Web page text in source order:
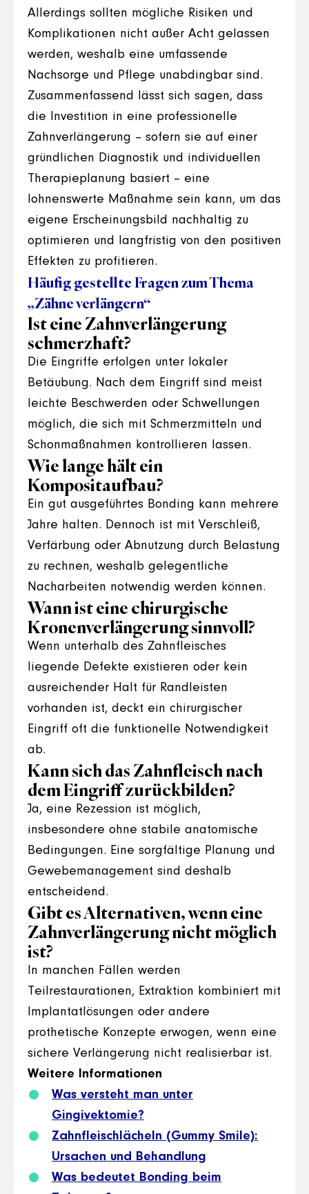
Allerdings sollten mögliche Risiken und
Komplikationen nicht außer Acht gelassen
werden, weshalb eine umfassende
Nachsorge und Pflege unabdingbar sind.
Zusammenfassend lässt sich sagen, dass
die Investition in eine professionelle
Zahnverlängerung – sofern sie auf einer
gründlichen Diagnostik und individuellen
Therapieplanung basiert – eine
lohnenswerte Maßnahme sein kann, um das
eigene Erscheinungsbild nachhaltig zu
optimieren und langfristig von den positiven
Effekten zu profitieren.
Häufig gestellte Fragen zum Thema
„Zähne verlängern“
Ist eine Zahnverlängerung
schmerzhaft?
Die Eingriffe erfolgen unter lokaler
Betäubung. Nach dem Eingriff sind meist
leichte Beschwerden oder Schwellungen
möglich, die sich mit Schmerzmitteln und
Schonmaßnahmen kontrollieren lassen.
Wie lange hält ein
Kompositaufbau?
Ein gut ausgeführtes Bonding kann mehrere
Jahre halten. Dennoch ist mit Verschleiß,
Verfärbung oder Abnutzung durch Belastung
zu rechnen, weshalb gelegentliche
Nacharbeiten notwendig werden können.
Wann ist eine chirurgische
Kronenverlängerung sinnvoll?
Wenn unterhalb des Zahnfleisches
liegende Defekte existieren oder kein
ausreichender Halt für Randleisten
vorhanden ist, deckt ein chirurgischer
Eingriff oft die funktionelle Notwendigkeit
ab.
Kann sich das Zahnfleisch nach
dem Eingriff zurückbilden?
Ja, eine Rezession ist möglich,
insbesondere ohne stabile anatomische
Bedingungen. Eine sorgfältige Planung und
Gewebemanagement sind deshalb
entscheidend.
Gibt es Alternativen, wenn eine
Zahnverlängerung nicht möglich
ist?
In manchen Fällen werden
Teilrestaurationen, Extraktion kombiniert mit
Implantatlösungen oder andere
prothetische Konzepte erwogen, wenn eine
sichere Verlängerung nicht realisierbar ist.
Weitere Informationen
Was versteht man unter
Gingivektomie?
Zahnfleischlächeln (Gummy Smile):
Ursachen und Behandlung
Was bedeutet Bonding beim